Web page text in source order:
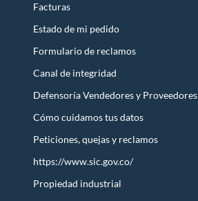
Facturas
Estado de mi pedido
Formulario de reclamos
Canal de integridad
Defensoría Vendedores y Proveedores
Cómo cuidamos tus datos
Peticiones, quejas y reclamos
https://www.sic.gov.co/
Propiedad industrial